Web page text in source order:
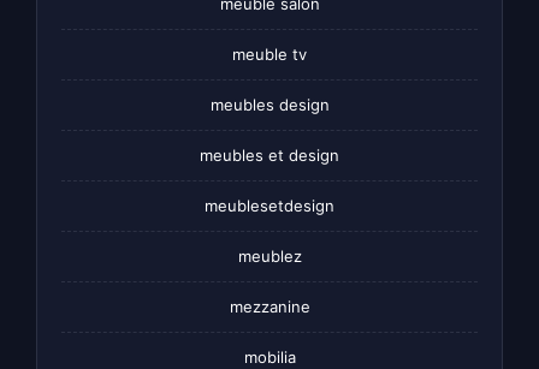
meuble salon
meuble tv
meubles design
meubles et design
meublesetdesign
meublez
mezzanine
mobilia